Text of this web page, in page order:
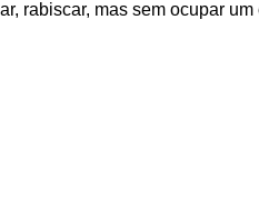
rabiscar, mas sem ocupar